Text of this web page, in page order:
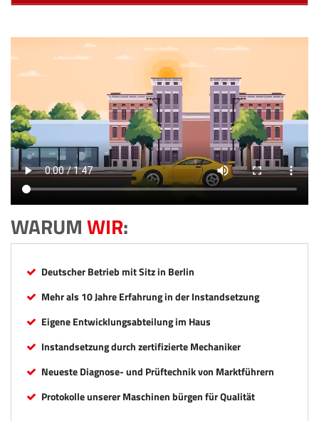
WARUMWIR:
Deutscher Betrieb mit Sitz in Berlin
Mehr als 10 Jahre Erfahrung in der Instandsetzung
Eigene Entwicklungsabteilung im Haus
Instandsetzung durch zertifizierte Mechaniker
Neueste Diagnose- und Prüftechnik von Marktführern
Protokolle unserer Maschinen bürgen für Qualität